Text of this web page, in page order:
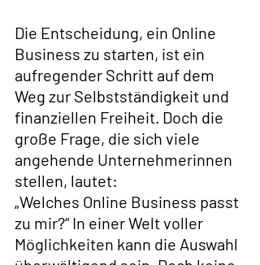
Die Entscheidung, ein Online
Business zu starten, ist ein
aufregender Schritt auf dem
Weg zur Selbstständigkeit und
finanziellen Freiheit. Doch die
große Frage, die sich viele
angehende Unternehmerinnen
stellen, lautet:
„Welches Online Business passt
zu mir?“ In einer Welt voller
Möglichkeiten kann die Auswahl